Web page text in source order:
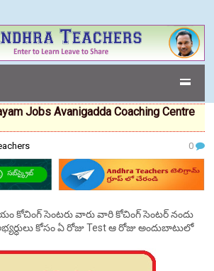
Jobs Avanigadda Coaching Centre
0
కోచింగ్ సెంటరు వారు వారి కోచింగ్ సెంటర్ నందు
కోసం ఏ రోజు Test ఆ రోజు అందుబాటులో